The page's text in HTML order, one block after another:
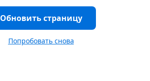
Обновить страницу
Попробовать снова